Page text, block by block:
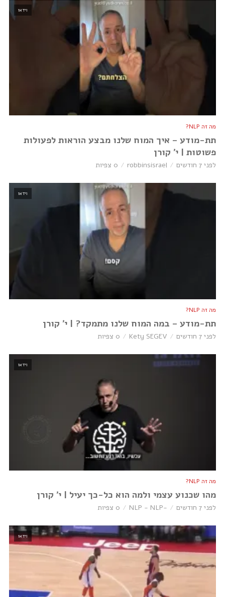
וידאו
מה זה NLP?
תת-מודע – איך המוח שלנו מבצע הוראות לפעולות
פשוטות | י׳ קורן
לפני 7 חודשים robbinsisrael 0 צפיות
וידאו
מה זה NLP?
תת-מודע – במה המוח שלנו מתמקד? | י׳ קורן
לפני 7 חודשים Kety SEGEV 0 צפיות
וידאו
מה זה NLP?
מהו שכנוע עצמי ולמה הוא כל-כך יעיל | י׳ קורן
לפני 7 חודשים -NLP - NLP 0 צפיות
וידאו